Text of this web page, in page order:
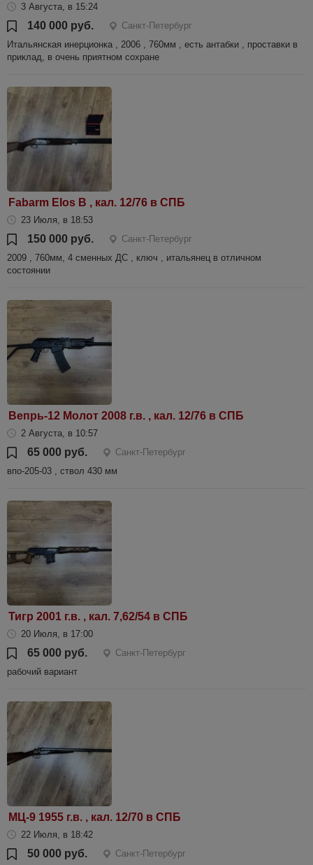
3 Августа, в 15:24
140 000 руб.
Санкт-Петербург
Итальянская инерционка , 2006 , 760мм , есть антабки , проставки в
приклад, в очень приятном сохране
Fabarm Elos B , кал. 12/76 в СПБ
23 Июля, в 18:53
150 000 руб.
Санкт-Петербург
2009 , 760мм, 4 сменных ДС , ключ , итальянец в отличном
состоянии
Вепрь-12 Молот 2008 г.в. , кал. 12/76 в СПБ
2 Августа, в 10:57
65 000 руб.
Санкт-Петербург
впо-205-03 , ствол 430 мм
Тигр 2001 г.в. , кал. 7,62/54 в СПБ
20 Июля, в 17:00
65 000 руб.
Санкт-Петербург
рабочий вариант
МЦ-9 1955 г.в. , кал. 12/70 в СПБ
22 Июля, в 18:42
50 000 руб.
Санкт-Петербург